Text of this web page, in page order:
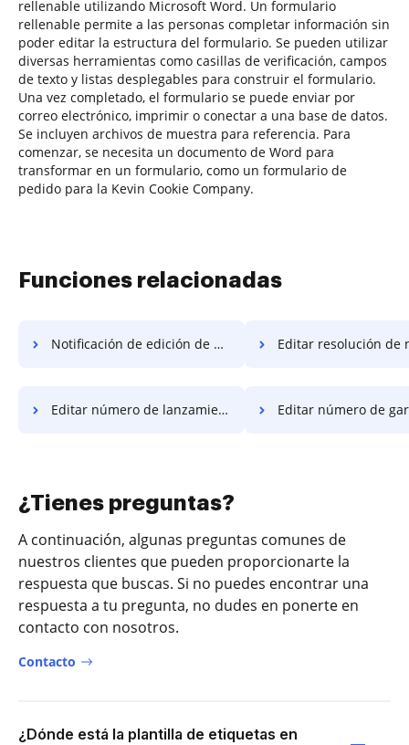
rellenable utilizando Microsoft Word. Un formulario
rellenable permite a las personas completar información sin
poder editar la estructura del formulario. Se pueden utilizar
diversas herramientas como casillas de verificación, campos
de texto y listas desplegables para construir el formulario.
Una vez completado, el formulario se puede enviar por
correo electrónico, imprimir o conectar a una base de datos.
Se incluyen archivos de muestra para referencia. Para
comenzar, se necesita un documento de Word para
transformar en un formulario, como un formulario de
pedido para la Kevin Cookie Company.
Funciones relacionadas
Notificación de edición de número Editar resolución de
Editar número de lanzamiento Editar número de
¿Tienes preguntas?
A continuación, algunas preguntas comunes de
nuestros clientes que pueden proporcionarte la
respuesta que buscas. Si no puedes encontrar una
respuesta a tu pregunta, no dudes en ponerte en
contacto con nosotros.
Contacto
¿Dónde está la plantilla de etiquetas en